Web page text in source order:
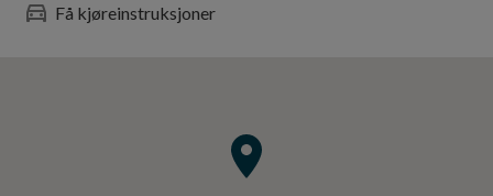
Få kjøreinstruksjoner